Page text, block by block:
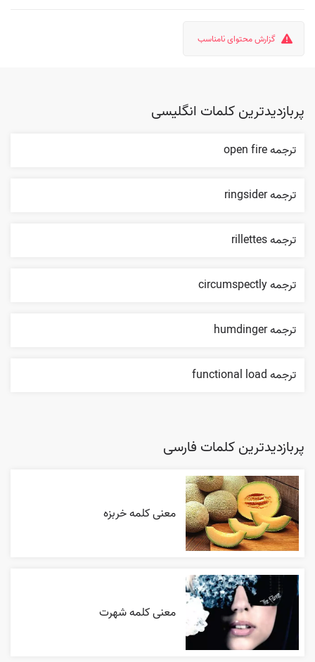
گزارش محتوای نامناسب
پربازدیدترین کلمات انگلیسی
ترجمه open fire
ترجمه ringsider
ترجمه rillettes
ترجمه circumspectly
ترجمه humdinger
ترجمه functional load
پربازدیدترین کلمات فارسی
معنی کلمه خربزه
معنی کلمه شهرت